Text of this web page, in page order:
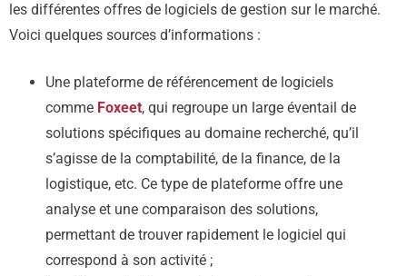
les différentes offres de logiciels de gestion sur le marché.
Voici quelques sources d’informations :
Une plateforme de référencement de logiciels
comme Foxeet, qui regroupe un large éventail de
solutions spécifiques au domaine recherché, qu’il
s’agisse de la comptabilité, de la finance, de la
logistique, etc. Ce type de plateforme offre une
analyse et une comparaison des solutions,
permettant de trouver rapidement le logiciel qui
correspond à son activité ;